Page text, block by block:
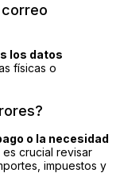
los datos
físicas o
o la necesidad
es crucial revisar
impuestos y